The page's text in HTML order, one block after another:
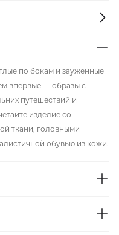
по бокам и зауженные
впервые — образы с
путешествий и
изделие со
ткани, головными
обувью из кожи.